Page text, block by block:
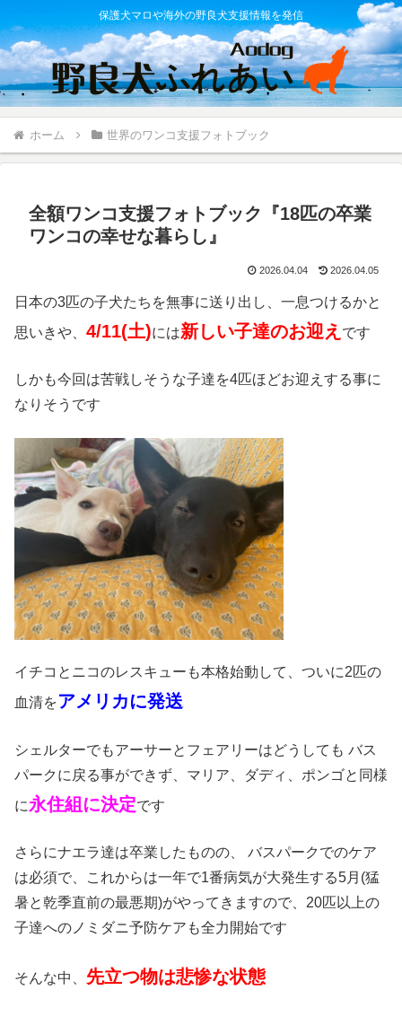
保護犬マロや海外の野良犬支援情報を発信
ホーム 世界のワンコ支援フォトブック
全額ワンコ支援フォトブック『18匹の卒業
ワンコの幸せな暮らし』
2026.04.04 2026.04.05
日本の3匹の子犬たちを無事に送り出し、一息つけるかと
思いきや、 4/11(土)には新しい子達のお迎え です
しかも今回は苦戦しそうな子達を4匹ほどお迎えする事に
なりそうです
イチコとニコのレスキューも本格始動して、ついに2匹の
血清をアメリカに発送
シェルターでもアーサーとフェアリーはどうしても バス
パークに戻る事ができず、マリア、ダディ、ポンゴと同様
に永住組に決定です
さらにナエラ達は卒業したものの、 バスパークでのケア
は必須で、これからは一年で1番病気が大発生する5月(猛
暑と乾季直前の最悪期)がやってきますので、20匹以上の
子達へのノミダニ予防ケアも全力開始です
そんな中、 先立つ物は悲惨な状態